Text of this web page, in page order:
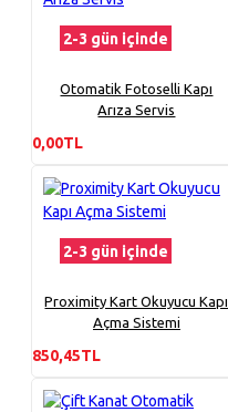
2-3 gün içinde
Otomatik Fotoselli Kapı
Arıza Servis
0,00TL
2-3 gün içinde
Proximity Kart Okuyucu Kapı
Açma Sistemi
850,45TL